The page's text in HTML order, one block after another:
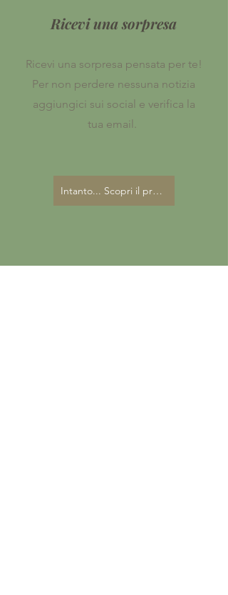
Ricevi una sorpresa
Ricevi una sorpresa pensata per te!
Per non perdere nessuna notizia
aggiungici sui social e verifica la
tua email.
Intanto... Scopri il progetto!